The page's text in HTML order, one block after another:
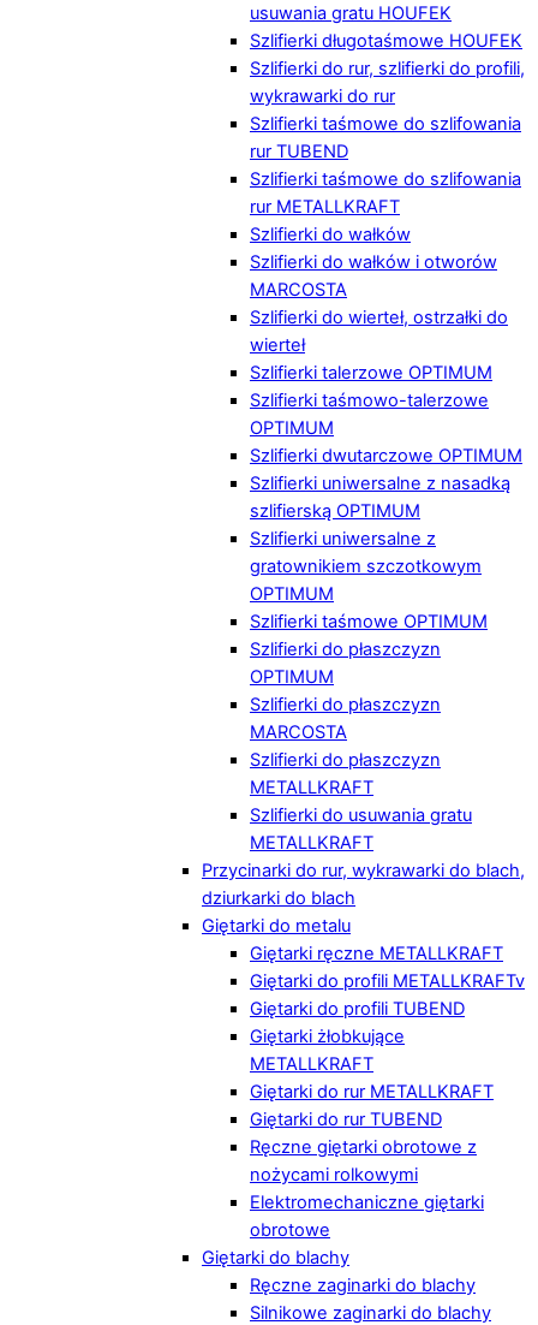
usuwania gratu HOUFEK
Szlifierki długotaśmowe HOUFEK
Szlifierki do rur, szlifierki do profili,
wykrawarki do rur
Szlifierki taśmowe do szlifowania
rur TUBEND
Szlifierki taśmowe do szlifowania
rur METALLKRAFT
Szlifierki do wałków
Szlifierki do wałków i otworów
MARCOSTA
Szlifierki do wierteł, ostrzałki do
wierteł
Szlifierki talerzowe OPTIMUM
Szlifierki taśmowo-talerzowe
OPTIMUM
Szlifierki dwutarczowe OPTIMUM
Szlifierki uniwersalne z nasadką
szlifierską OPTIMUM
Szlifierki uniwersalne z
gratownikiem szczotkowym
OPTIMUM
Szlifierki taśmowe OPTIMUM
Szlifierki do płaszczyzn
OPTIMUM
Szlifierki do płaszczyzn
MARCOSTA
Szlifierki do płaszczyzn
METALLKRAFT
Szlifierki do usuwania gratu
METALLKRAFT
Przycinarki do rur, wykrawarki do blach,
dziurkarki do blach
Giętarki do metalu
Giętarki ręczne METALLKRAFT
Giętarki do profili METALLKRAFTv
Giętarki do profili TUBEND
Giętarki żłobkujące
METALLKRAFT
Giętarki do rur METALLKRAFT
Giętarki do rur TUBEND
Ręczne giętarki obrotowe z
nożycami rolkowymi
Elektromechaniczne giętarki
obrotowe
Giętarki do blachy
Ręczne zaginarki do blachy
Silnikowe zaginarki do blachy